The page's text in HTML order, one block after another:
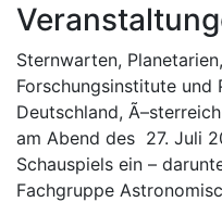
Sternwarten,
Forschungsinstitute und
Deutschland,
am Abend des 27. Juli
Schauspiels ein –
Fachgruppe